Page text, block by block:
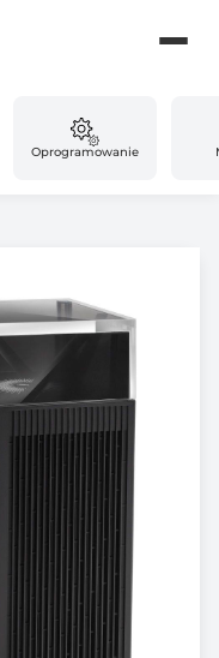
Oprogramowanie